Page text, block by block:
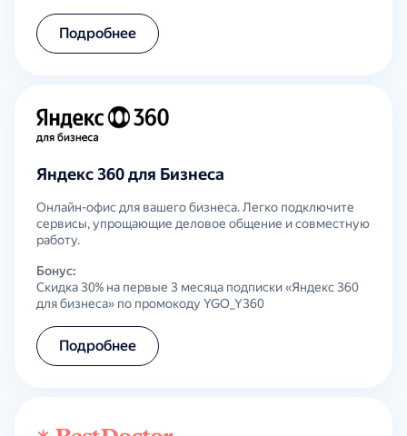
Подробнее
Яндекс 360 для Бизнеса
Онлайн-офис для вашего бизнеса. Легко подключите
сервисы, упрощающие деловое общение и совместную
работу.
Бонус:
Скидка 30% на первые 3 месяца подписки «Яндекс 360
для бизнеса» по промокоду YGO_Y360
Подробнее